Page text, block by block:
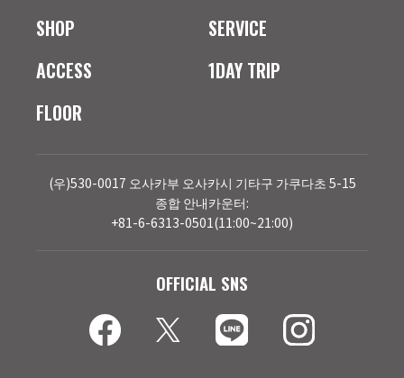
SHOP
ACCESS
FLOOR
SERVICE
1DAY TRIP
(우)530-0017 오사카부 오사카시 기타구 가쿠다초 5-15
종합 안내카운터:
+81-6-6313-0501(11:00~21:00)
OFFICIAL SNS